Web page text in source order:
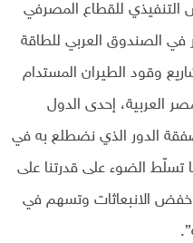
التنفيذي للقطاع المصرفي
في الصندوق العربي للطاقة
وقود الطيران المستدام
العربية، إحدى الدول
الدور الذي نضطلع به في
تسلّط الضوء على قدرتنا على
خفض الانبعاثات وتسهم في